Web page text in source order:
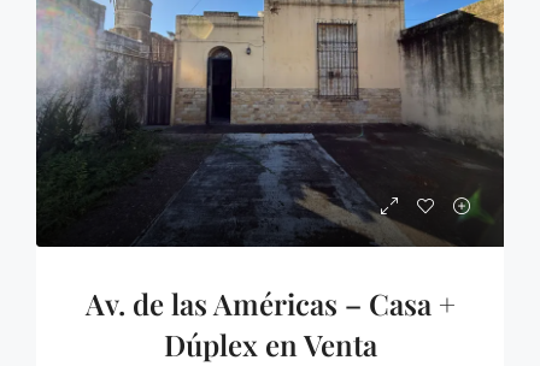
Av. de las Américas – Casa +
Dúplex en Venta